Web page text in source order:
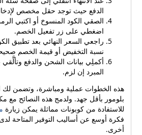
10% على أقسام مختارة من
المنتجات، فيما يبقى أحدث
الكوبونات الشاملة فعالًا بنسبة
7% على جميع المنتجات.
الكوبونات صالحة للعملاء الجدد
والحاليين، ويُطبق حد أقصى
للتخفيض بقيمة 100 ريال
سعودي لكل طلب. صلاحية
بعض الأكواد قد تمتد حتى نهاية
العام 2026، لذا من المهم
مراجعة تاريخ انتهاء الكوبون
قبل اعتماده على الطلب. كيفية
الدفع حيث توجد حقل مخصص
الصقي الكود المنسوخ أو اكتبي
اضغطي على زر تفعيل الخصم.
راجعي السعر النهائي بعد تطبيق
نسبة التخفيض أو قيمة الخصم
أكملِي بيانات الشحن والدفع وتألَّقي
المبرد إن لزم.
هذه الخطوات عملية ومباشرة، وتضمن
بلومور بأقل جهد. ولدمج هذه النصائح مع
للاستفادة من كوبونات مماثلة يمكن زيارة
فكرة أوسع عن أساليب التوفير المتاحة
أخرى.